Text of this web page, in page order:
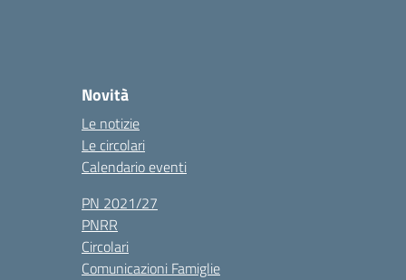
Novità
Le notizie
Le circolari
Calendario eventi
PN 2021/27
PNRR
Circolari
Comunicazioni Famiglie